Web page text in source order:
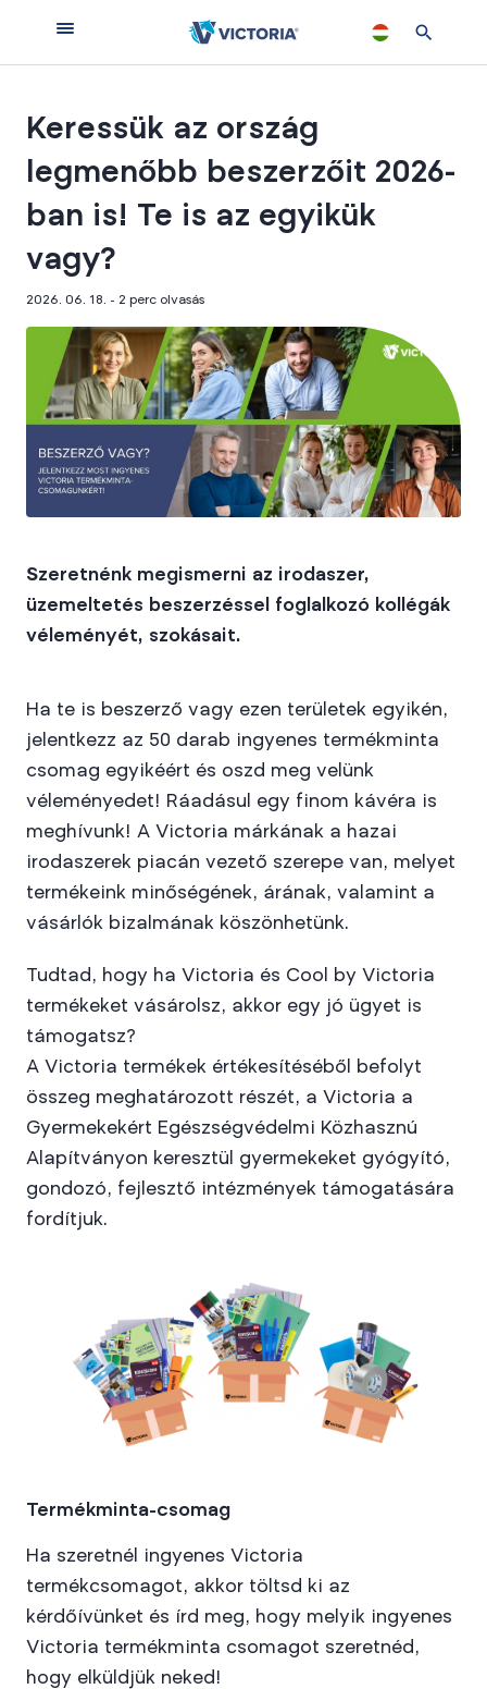
Keressük az ország
legmenőbb beszerzőit 2026-
ban is! Te is az egyikük
vagy?
2026. 06. 18. - 2 perc olvasás
Szeretnénk megismerni az irodaszer,
üzemeltetés beszerzéssel foglalkozó kollégák
véleményét, szokásait.
Ha te is beszerző vagy ezen területek egyikén,
jelentkezz az 50 darab ingyenes termékminta
csomag egyikéért és oszd meg velünk
véleményedet! Ráadásul egy finom kávéra is
meghívunk! A Victoria márkának a hazai
irodaszerek piacán vezető szerepe van, melyet
termékeink minőségének, árának, valamint a
vásárlók bizalmának köszönhetünk.
Tudtad, hogy ha Victoria és Cool by Victoria
termékeket vásárolsz, akkor egy jó ügyet is
támogatsz?
A Victoria termékek értékesítéséből befolyt
összeg meghatározott részét, a Victoria a
Gyermekekért Egészségvédelmi Közhasznú
Alapítványon keresztül gyermekeket gyógyító,
gondozó, fejlesztő intézmények támogatására
fordítjuk.
Termékminta-csomag
Ha szeretnél ingyenes Victoria
termékcsomagot, akkor töltsd ki az
kérdőívünket és írd meg, hogy melyik ingyenes
Victoria termékminta csomagot szeretnéd,
hogy elküldjük neked!